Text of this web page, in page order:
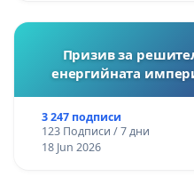
Призив за
енергийната
3 247 подписи
123 Подписи / 7 дни
18 Jun 2026